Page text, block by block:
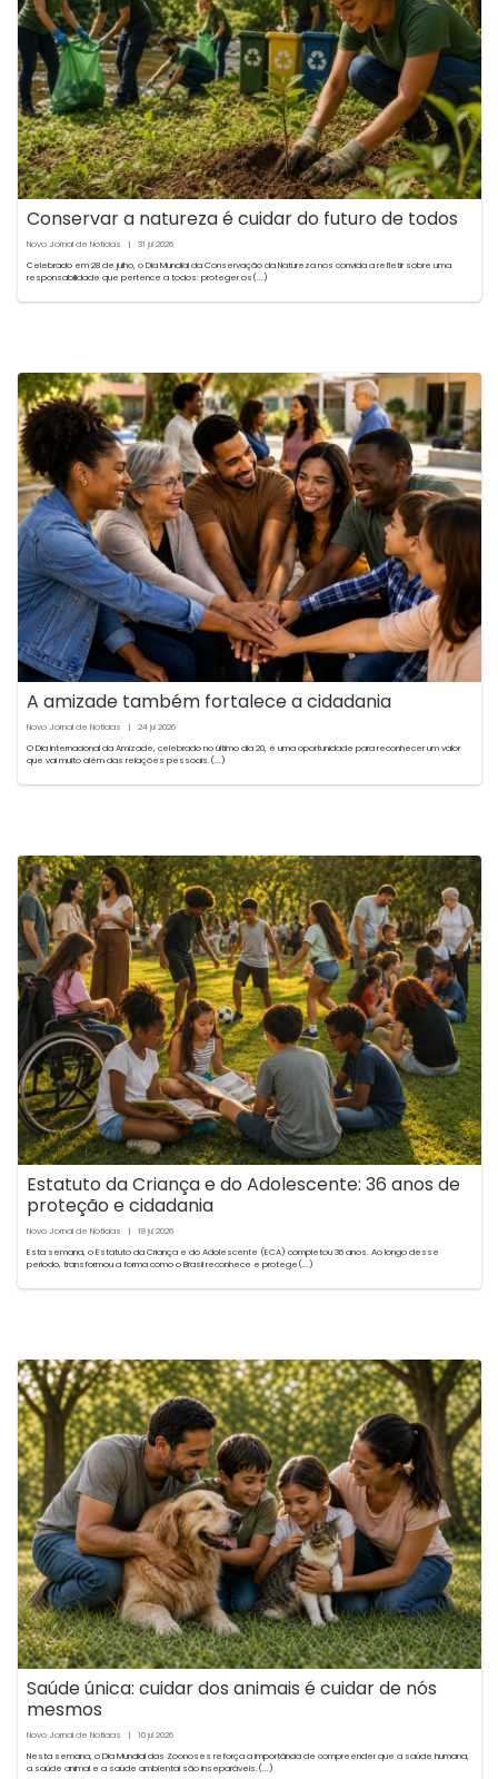
Conservar a natureza é cuidar do futuro de todos
Novo Jornal de Notícias | 31 jul2026
Celebrado em 28 de julho, o Dia Mundial da Conservação da Natureza nos convida a refletir sobre uma
responsabilidade que pertence a todos: proteger os(...)
A amizade também fortalece a cidadania
Novo Jornal de Notícias | 24 jul2026
O Dia Internacional da Amizade, celebrado no último dia 20, é uma oportunidade para reconhecer um valor
que vai muito além das relações pessoais.(...)
Estatuto da Criança e do Adolescente: 36 anos de
proteção e cidadania
Novo Jornal de Notícias | 18 jul2026
Esta semana, o Estatuto da Criança e do Adolescente (ECA) completou 36 anos. Ao longo desse
período, transformou a forma como o Brasil reconhece e protege(...)
Saúde única: cuidar dos animais é cuidar de nós
mesmos
Novo Jornal de Notícias | 10 jul2026
Nesta semana, o Dia Mundial das Zoonoses reforça a importância de compreender que a saúde humana,
a saúde animal e a saúde ambiental são inseparáveis.(...)